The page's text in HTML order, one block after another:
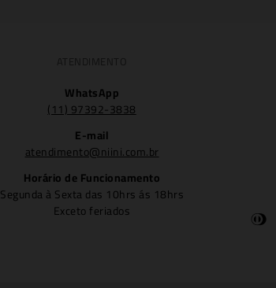
WhatsApp
(11) 97392-3838
E-mail
atendimento@niini.com.br
Horário de Funcionamento
Segunda à Sexta das 10hrs ás 18hrs
Exceto feriados